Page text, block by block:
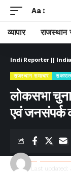
Aa
व्यापार राजस्थान
Indi Reporter ||
राजस्थान समाचार
लोकसभा
एवं जनसंपर्क
Last updated:
Rajesh